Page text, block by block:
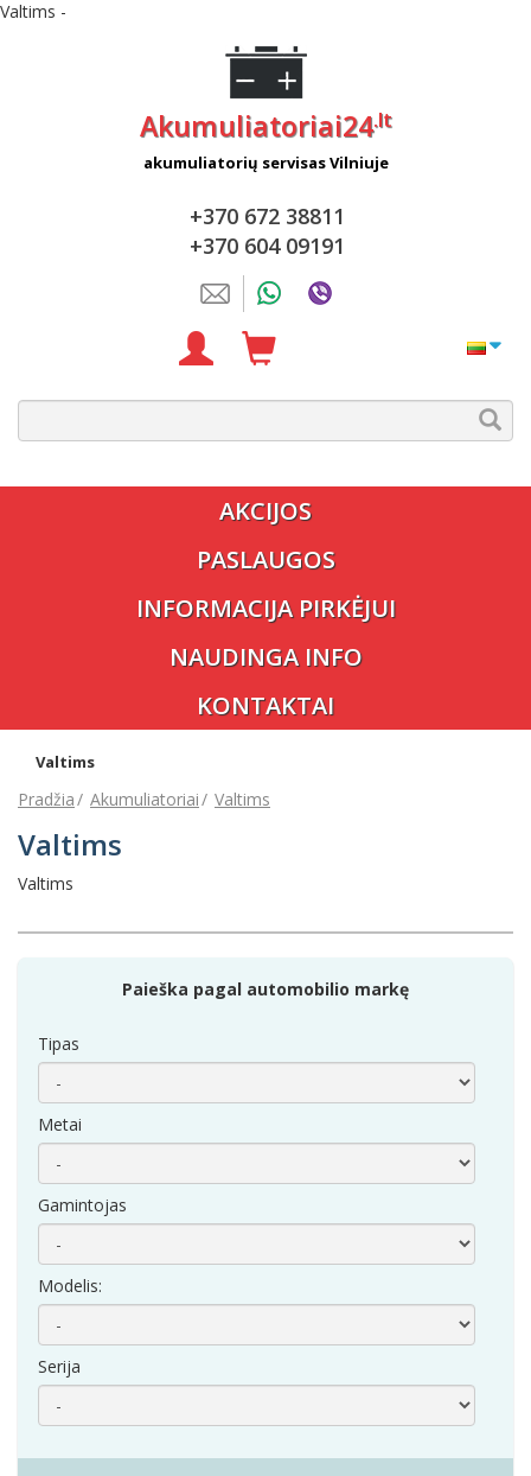
Valtims -
Akumuliatoriai24.lt
akumuliatorių servisas Vilniuje
+370 672 38811
+370 604 09191
AKCIJOS
PASLAUGOS
INFORMACIJA PIRKĖJUI
NAUDINGA INFO
KONTAKTAI
Valtims
Pradžia Akumuliatoriai Valtims
Valtims
Valtims
Paieška pagal automobilio markę
Tipas
Metai
Gamintojas
Modelis:
Serija